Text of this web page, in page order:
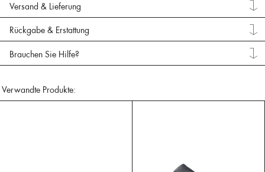
Versand & Lieferung
Rückgabe & Erstattung
Brauchen Sie Hilfe?
Verwandte Produkte: